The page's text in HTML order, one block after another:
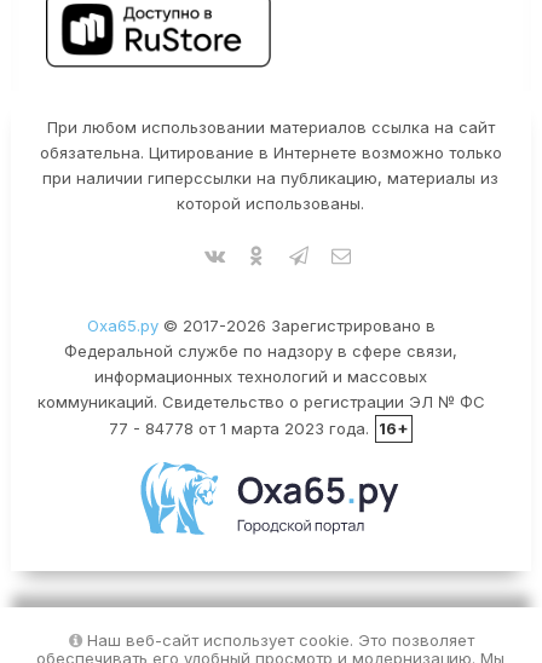
При любом использовании материалов ссылка на сайт
обязательна. Цитирование в Интернете возможно только
при наличии гиперссылки на публикацию, материалы из
которой использованы.
Оха65.ру© 2017-2026 Зарегистрировано в
Федеральной службе по надзору в сфере связи,
информационных технологий и массовых
коммуникаций. Свидетельство о регистрации ЭЛ № ФС
77 - 84778 от 1 марта 2023 года.
16+
Наш веб-сайт использует cookie. Это позволяет
обеспечивать его удобный просмотр и модернизацию. Мы